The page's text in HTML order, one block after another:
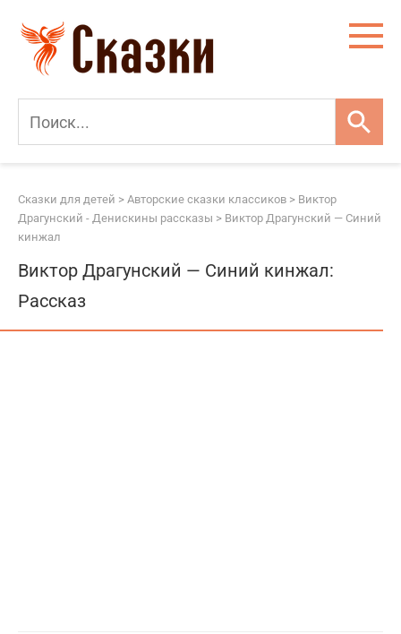
контенту
Сказки для детей > Авторские сказки классиков > Виктор
Драгунский - Денискины рассказы > Виктор Драгунский — Синий
кинжал
Виктор Драгунский — Синий кинжал:
Рассказ